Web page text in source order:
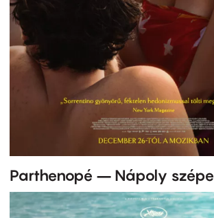
Parthenopé – Nápoly szépe